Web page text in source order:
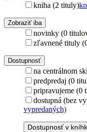
kniha (2 tituly)
Zobraziť iba
novinky (0
zľavnené tituly
Dostupnosť
na centrálnom
predpredaj (0
pripravujeme (0
dostupná (bez
vypredaných)
Dostupnosť v